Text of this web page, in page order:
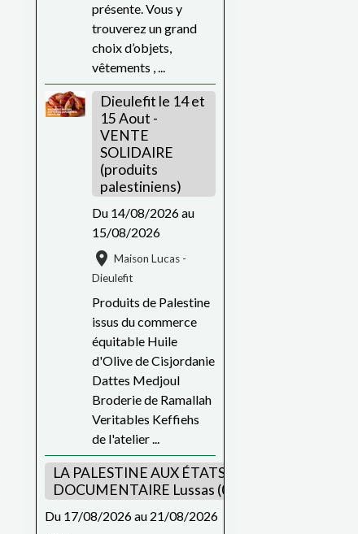
présente. Vous y
trouverez un grand
choix d’objets,
vêtements , ...
Dieulefit le 14 et
15 Aout -
VENTE
SOLIDAIRE
(produits
palestiniens)
Du 14/08/2026au
15/08/2026
Maison Lucas -
Dieulefit
Produits de Palestine
issus du commerce
équitable Huile
d'Olive de Cisjordanie
Dattes Medjoul
Broderie de Ramallah
Veritables Keffiehs
de l'atelier ...
LA PALESTINE AUX ÉTATS GÉNÉRAUX DU
DOCUMENTAIRE Lussas (07)
Du 17/08/2026au 21/08/2026